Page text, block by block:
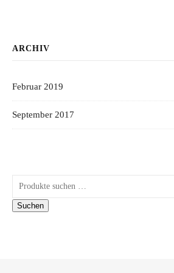
ARCHIV
Februar 2019
September 2017
Suchen nach:
Suchen